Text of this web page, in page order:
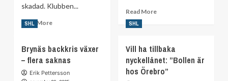
skadad. Klubben...
Read MoreRead
Skellefteå
förlänger
skadade
Read MoreRead
drag:
Glifford
SHL
Brynäs backkris växer
– flera saknas
Erik Pettersson
SHL
Vill ha tillbaka
nyckellånet: ”Bollen är
hos Örebro”